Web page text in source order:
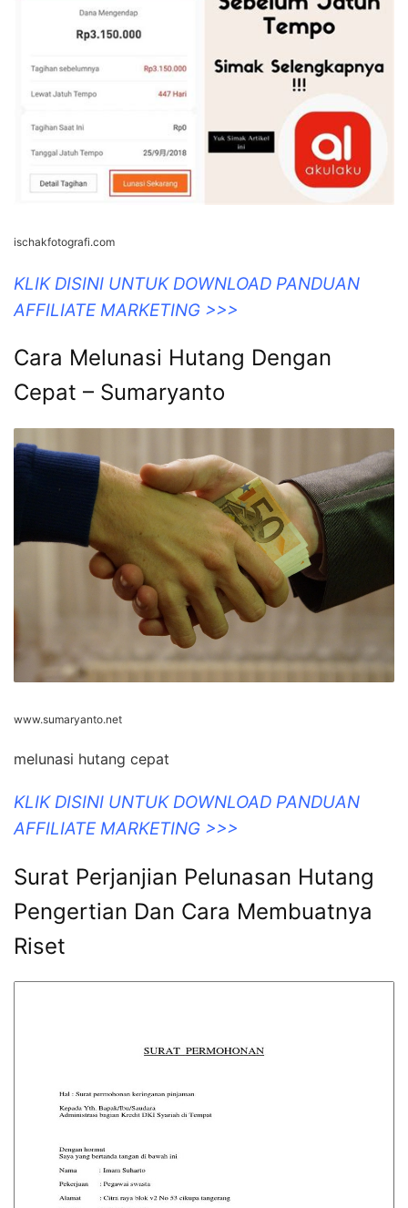
ischakfotografi.com
KLIK DISINI UNTUK DOWNLOAD PANDUAN
AFFILIATE MARKETING >>>
Cara Melunasi Hutang Dengan
Cepat – Sumaryanto
www.sumaryanto.net
melunasi hutang cepat
KLIK DISINI UNTUK DOWNLOAD PANDUAN
AFFILIATE MARKETING >>>
Surat Perjanjian Pelunasan Hutang
Pengertian Dan Cara Membuatnya
Riset